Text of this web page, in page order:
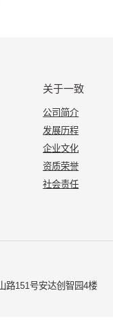
关于一致
公司简介
发展历程
企业文化
资质荣誉
社会责任
路151号安达创智园4楼